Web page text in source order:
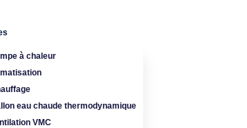
à chaleur
eau chaude thermodynamique
VMC